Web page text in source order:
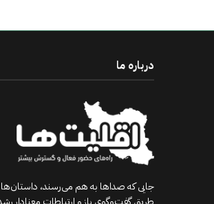
درباره ما
جایی که صداها به هم می‌رسند، داستان‌ها